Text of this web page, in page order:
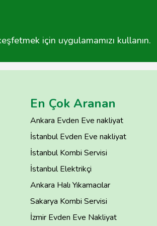
için uygulamamızı kullanın.
En Çok Aranan
Ankara Evden Eve nakliyat
İstanbul Evden Eve nakliyat
İstanbul Kombi Servisi
İstanbul Elektrikçi
Ankara Halı Yıkamacılar
Sakarya Kombi Servisi
İzmir Evden Eve Nakliyat